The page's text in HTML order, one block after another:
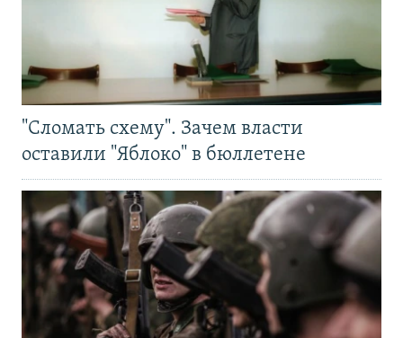
"Сломать схему". Зачем власти
оставили "Яблоко" в бюллетене